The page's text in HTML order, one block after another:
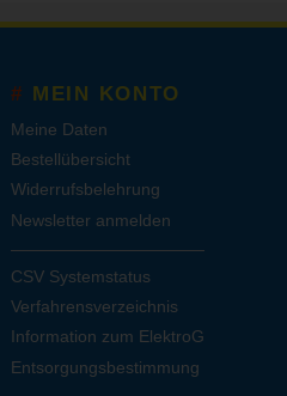
MEIN KONTO
Meine Daten
Bestellübersicht
Widerrufsbelehrung
Newsletter anmelden
CSV Systemstatus
Verfahrensverzeichnis
Information zum ElektroG
Entsorgungsbestimmung